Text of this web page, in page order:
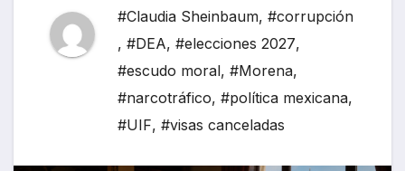
#Claudia Sheinbaum, #corrupción
, #DEA, #elecciones 2027,
#escudo moral, #Morena,
#narcotráfico, #política mexicana,
#UIF, #visas canceladas